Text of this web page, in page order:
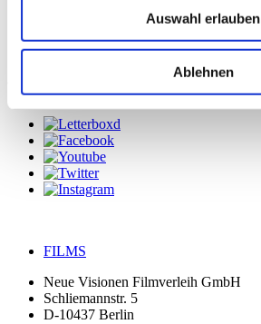
Auswahl erlauben
Ablehnen
Verfolge uns
FILMS
Neue Visionen Filmverleih GmbH
Schliemannstr. 5
D-10437 Berlin